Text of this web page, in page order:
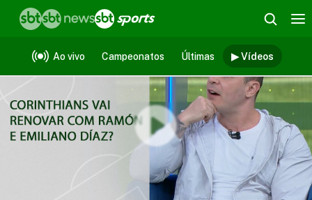
Ao vivo Campeonatos Últimas ▶ Vídeos
Vídeos